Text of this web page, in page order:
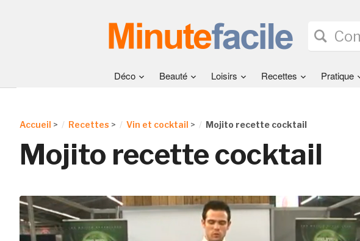
Déco Beauté Loisirs Recettes Pratique
Accueil > Recettes > Vin et cocktail > Mojito recette cocktail
Mojito recette cocktail